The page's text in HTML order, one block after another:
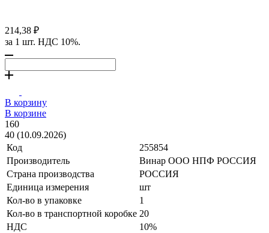
214,38 ₽
за 1 шт. НДС 10%.
В корзину
В корзине
160
40 (10.09.2026)
Код
255854
Производитель
Винар ООО НПФ РОССИЯ
Страна производства
РОССИЯ
Единица измерения
шт
Кол-во в упаковке
1
Кол-во в транспортной коробке 20
НДС
10%